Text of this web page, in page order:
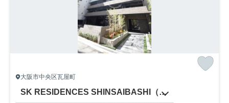
大阪市中央区瓦屋町
SK RESIDENCES SHINSAIBASHI（中央小学校区）